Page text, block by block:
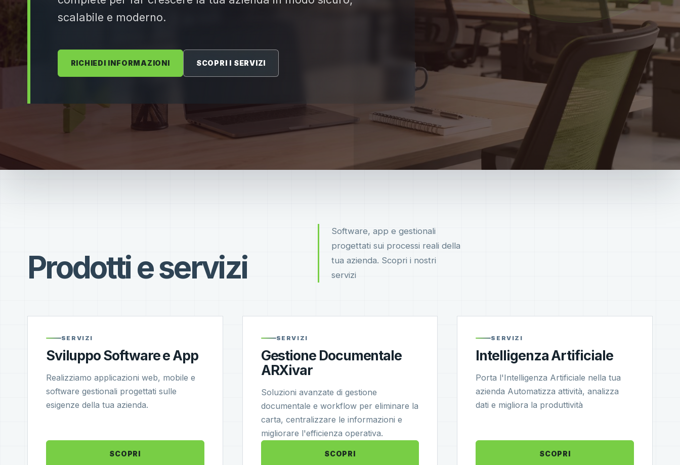
scalabile e moderno.
RICHIEDI INFORMAZIONI SCOPRI I SERVIZI
Prodotti e servizi
Software, app e gestionali
progettati sui processi reali della
tua azienda. Scopri i nostri
servizi
SERVIZI
Sviluppo Software e App
Realizziamo applicazioni web, mobile e
software gestionali progettati sulle
esigenze della tua azienda.
SCOPRI
SERVIZI
Gestione Documentale
ARXivar
Soluzioni avanzate di gestione
documentale e workflow per eliminare la
carta, centralizzare le informazioni e
migliorare l'efficienza operativa.
SCOPRI
SERVIZI
Intelligenza Artificiale
Porta l'Intelligenza Artificiale nella tua
azienda Automatizza attività, analizza
dati e migliora la produttività
SCOPRI